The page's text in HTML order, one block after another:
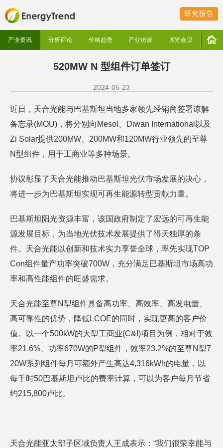
研究报告
产业资讯 分析评论 价格趋势 产业访谈 展览会议
520MW N 型组件订单签订
2024-05-23
近日，天合光能与巴基斯坦当地多家领先经销商签署谅解
备忘录(MOU)，将分别向Mesol、Diwan International以及
Zi Solar提供200MW、200MW和120MW行业领先的至尊
N型组件，用于工商业等多种场景。
协议彰显了天合光能推动巴基斯坦光伏市场发展的决心，
将进一步为巴基斯坦实现可再生能源转型贡献力量。
巴基斯坦阳光资源丰富，该国政府制定了宏远的可再生能
源发展目标，为当地光伏技术发展提供了得天独厚的条
件。天合光能以创新和技术实力享誉全球，率先实现TOP
Con组件量产功率突破700W，充分满足巴基斯坦市场高功
率和高性能组件的旺盛需求。
天合光能至尊N型组件具备高功率、高效率、高发电量、
高可靠性的优势，降低LCOE的同时，实现更高的客户价
值。以一个500kW的大型工商业(C&I)项目为例，相对于效
率21.6%、功率670W的P型组件，效率23.2%的至尊N型7
20W系列组件每月可额外产生高达4,316kWh的电量，以
每千时50巴基斯坦卢比的费率计算，可以为客户每月节省
约215,800卢比。
天合光能亚太部子区域负责人王成表示：“我们很荣幸能与